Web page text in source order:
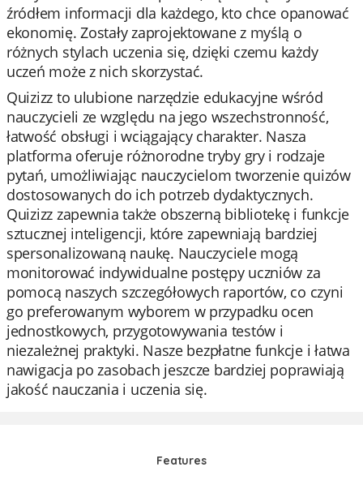
źródłem informacji dla każdego, kto chce opanować
ekonomię. Zostały zaprojektowane z myślą o
różnych stylach uczenia się, dzięki czemu każdy
uczeń może z nich skorzystać.
Quizizz to ulubione narzędzie edukacyjne wśród
nauczycieli ze względu na jego wszechstronność,
łatwość obsługi i wciągający charakter. Nasza
platforma oferuje różnorodne tryby gry i rodzaje
pytań, umożliwiając nauczycielom tworzenie quizów
dostosowanych do ich potrzeb dydaktycznych.
Quizizz zapewnia także obszerną bibliotekę i funkcje
sztucznej inteligencji, które zapewniają bardziej
spersonalizowaną naukę. Nauczyciele mogą
monitorować indywidualne postępy uczniów za
pomocą naszych szczegółowych raportów, co czyni
go preferowanym wyborem w przypadku ocen
jednostkowych, przygotowywania testów i
niezależnej praktyki. Nasze bezpłatne funkcje i łatwa
nawigacja po zasobach jeszcze bardziej poprawiają
jakość nauczania i uczenia się.
Features